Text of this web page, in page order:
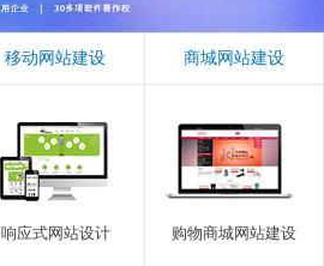
移动网站建设 商城网站建设
响应式网站设计 购物商城网站建设